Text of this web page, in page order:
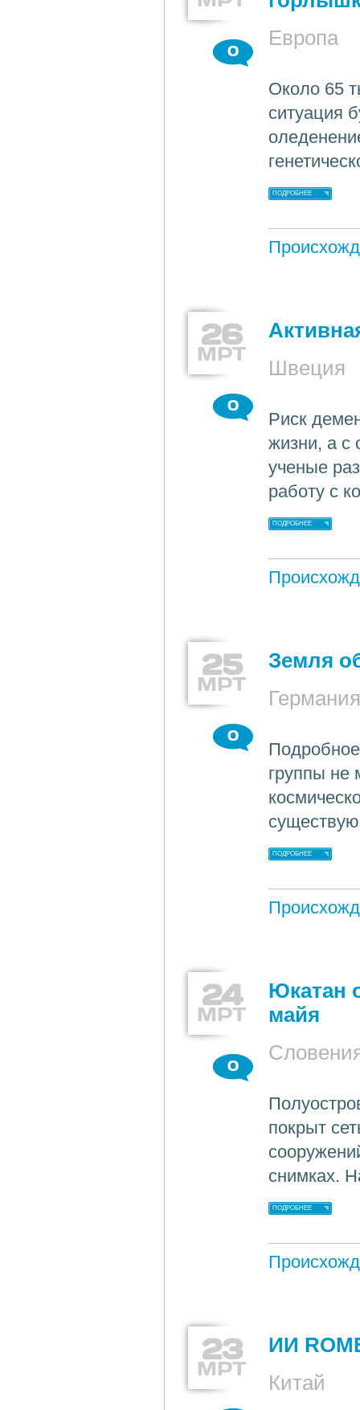
Европа
0
Около 65
ситуация
ПОДРОБНЕЕ
26
МРТ
Швеция
0
Риск
жизни, а с
ученые
работу с
ПОДРОБНЕЕ
25
МРТ
Земля
0
группы не
ПОДРОБНЕЕ
24
МРТ
Юкатан
майя
0
покрыт
снимках.
ПОДРОБНЕЕ
23
МРТ
ИИ
Китай